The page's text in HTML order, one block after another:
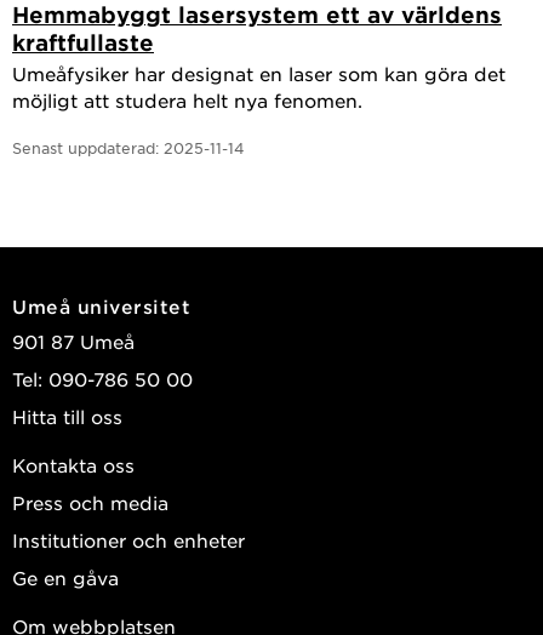
Hemmabyggt lasersystem ett av världens
kraftfullaste
Umeåfysiker har designat en laser som kan göra det
möjligt att studera helt nya fenomen.
Senast uppdaterad: 2025-11-14
Umeå universitet
901 87 Umeå
Tel: 090-786 50 00
Hitta till oss
Kontakta oss
Press och media
Institutioner och enheter
Ge en gåva
Om webbplatsen